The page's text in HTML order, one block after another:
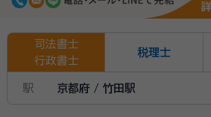
司法書士
行政書士
税理士
駅 京都府 / 竹田駅